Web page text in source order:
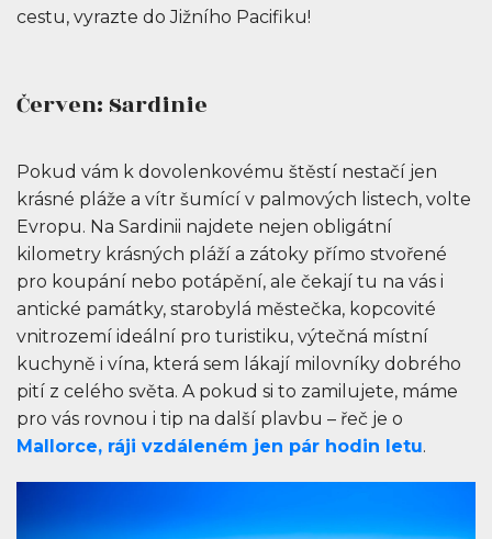
cestu, vyrazte do Jižního Pacifiku!
Červen: Sardinie
Pokud vám k dovolenkovému štěstí nestačí jen
krásné pláže a vítr šumící v palmových listech, volte
Evropu. Na Sardinii najdete nejen obligátní
kilometry krásných pláží a zátoky přímo stvořené
pro koupání nebo potápění, ale čekají tu na vás i
antické památky, starobylá městečka, kopcovité
vnitrozemí ideální pro turistiku, výtečná místní
kuchyně i vína, která sem lákají milovníky dobrého
pití z celého světa. A pokud si to zamilujete, máme
pro vás rovnou i tip na další plavbu – řeč je o
Mallorce, ráji vzdáleném jen pár hodin letu.